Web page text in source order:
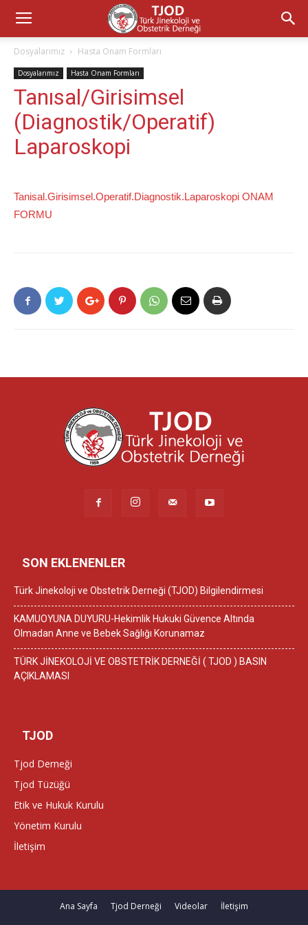
Dosyalarımız Hasta Onam Formları
Dosyalarımız Hasta Onam Formları
Tanısal/Girisimsel
(Diagnostik/Operatif)
Laparoskopi
Tanisal.Girisimsel.Operatif.Diagnostik.Laparoskopi ONAM
FORMU
SON EKLENENLER
Türk Jinekoloji ve Obstetrik Derneği (TJOD) Bilgilendirmesi
KAMUOYUNA DUYURU-Hekimlik Hukuki Güvence Altında
Olmadan Anne ve Bebek Sağlığı Korunamaz
TÜRK JİNEKOLOJİ VE OBSTETRİK DERNEĞİ ( TJOD ) BASIN
AÇIKLAMASI
TJOD
Tjod Derneği
Tjod Tüzüğü
Etik ve Hukuk Kurulu
Yönetim Kurulu
İletişim
Ana Sayfa Tjod Derneği Videolar İletişim